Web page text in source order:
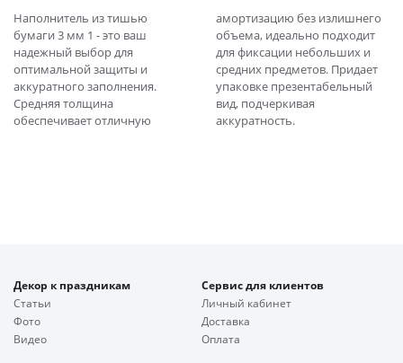
Наполнитель из тишью
бумаги 3 мм 1 - это ваш
надежный выбор для
оптимальной защиты и
аккуратного заполнения.
Средняя толщина
обеспечивает отличную
амортизацию без излишнего
объема, идеально подходит
для фиксации небольших и
средних предметов. Придает
упаковке презентабельный
вид, подчеркивая
аккуратность.
Декор к праздникам
Статьи
Фото
Видео
Сервис для клиентов
Личный кабинет
Доставка
Оплата